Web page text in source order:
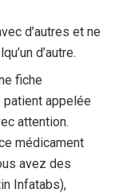
d’autres et ne
d’autre.
fiche
patient appelée
attention.
médicament
avez des
Infatabs),